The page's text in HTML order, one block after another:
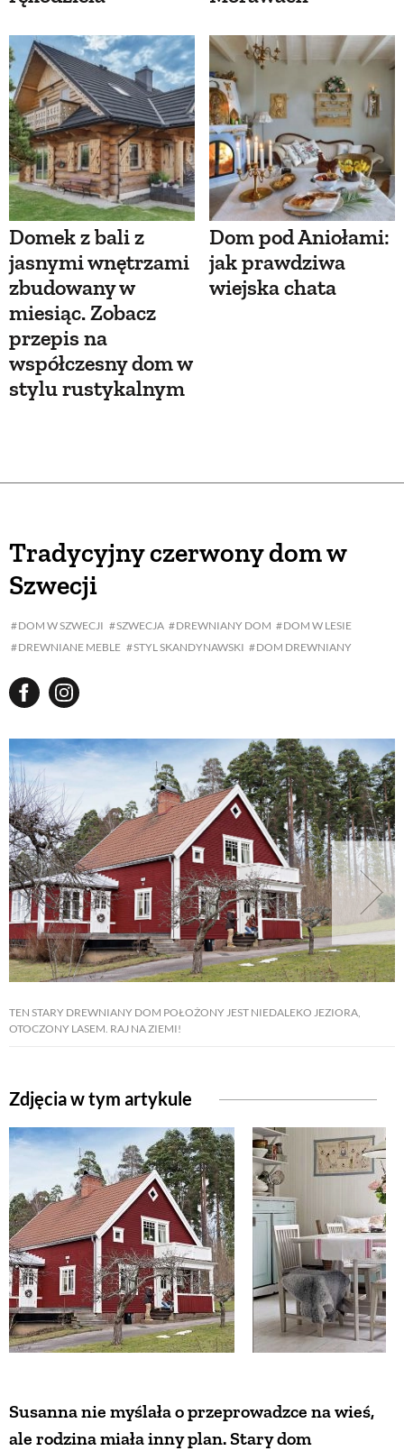
Domek z bali z
jasnymi wnętrzami
zbudowany w
miesiąc. Zobacz
przepis na
współczesny dom w
stylu rustykalnym
Dom pod Aniołami:
jak prawdziwa
wiejska chata
Tradycyjny czerwony dom w
Szwecji
DOM W SZWECJI SZWECJA DREWNIANY DOM
DOM W LESIE
DREWNIANE MEBLE
STYL SKANDYNAWSKI DOM DREWNIANY
TEN STARY DREWNIANY DOM POŁOŻONY JEST NIEDALEKO JEZIORA,
OTOCZONY LASEM. RAJ NA ZIEMI!
Zdjęcia w tym artykule
Susanna nie myślała o przeprowadzce na wieś,
ale rodzina miała inny plan. Stary dom